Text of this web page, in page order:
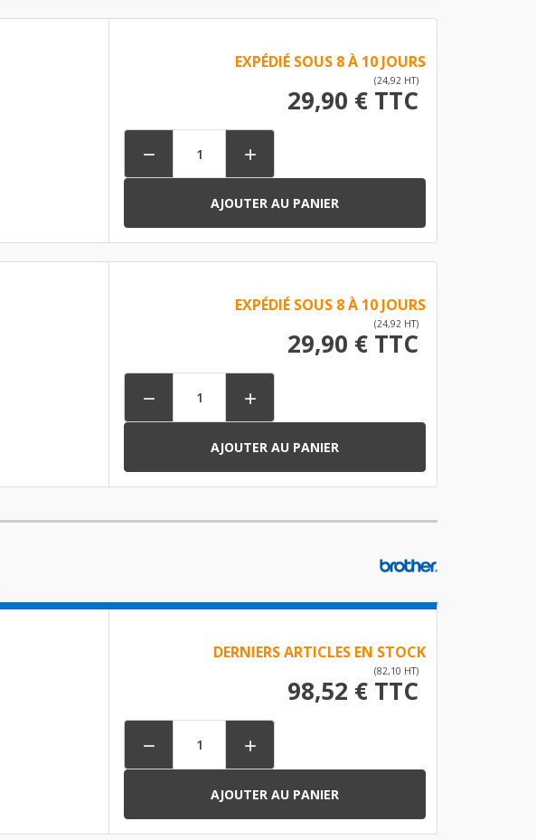
EXPÉDIÉ SOUS 8 À 10 JOURS
(24,92 HT)
29,90 € TTC
 
AJOUTER AU PANIER
EXPÉDIÉ SOUS 8 À 10 JOURS
(24,92 HT)
29,90 € TTC
 
AJOUTER AU PANIER
DERNIERS ARTICLES EN STOCK
(82,10 HT)
98,52 € TTC
 
AJOUTER AU PANIER